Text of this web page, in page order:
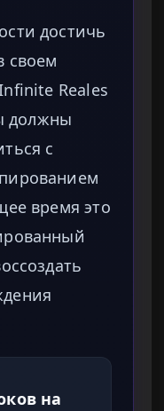
достичь
своем
Reales
должны
с
время это
на